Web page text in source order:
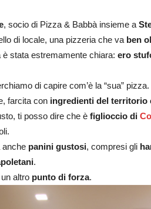
, socio di Pizza & Babbà insieme a
di locale, una pizzeria che va ben
stata estremamente chiara: ero
di capire com’è la “sua” pizza.
farcita con ingredienti del territorio
ti posso dire che è figlioccio di
anche panini gustosi, compresi gli
.
altro punto di forza.